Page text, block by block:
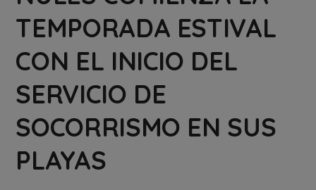
TEMPORADA ESTIVAL
CON EL INICIO DEL
SERVICIO DE
SOCORRISMO EN SUS
PLAYAS